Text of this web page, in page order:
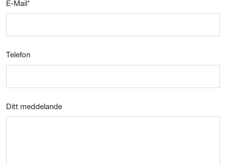
E-Mail*
Telefon
Ditt meddelande